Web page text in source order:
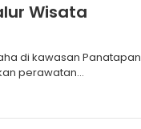
Wisata
di kawasan Panatapan
perawatan